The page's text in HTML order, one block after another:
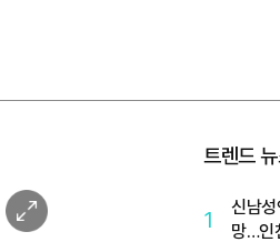
이
미
트렌드
1
신남
망…인